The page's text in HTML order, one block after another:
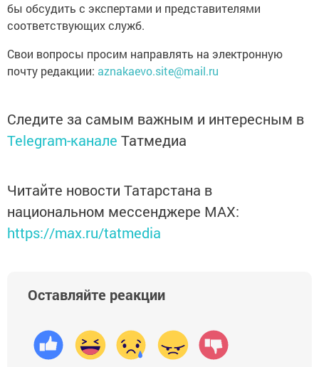
бы обсудить с экспертами и представителями
соответствующих служб.
Свои вопросы просим направлять на электронную
почту редакции: aznakaevo.site@mail.ru
Следите за самым важным и интересным в
Telegram-канале Татмедиа
Читайте новости Татарстана в
национальном мессенджере MАХ:
https://max.ru/tatmedia
Оставляйте реакции